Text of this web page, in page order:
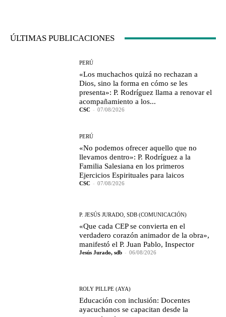
ÚLTIMAS PUBLICACIONES
PERÚ
«Los muchachos quizá no rechazan a
Dios, sino la forma en cómo se les
presenta»: P. Rodríguez llama a renovar el
acompañamiento a los...
CSC - 07/08/2026
PERÚ
«No podemos ofrecer aquello que no
llevamos dentro»: P. Rodríguez a la
Familia Salesiana en los primeros
Ejercicios Espirituales para laicos
CSC - 07/08/2026
P. JESÚS JURADO, SDB (COMUNICACIÓN)
«Que cada CEP se convierta en el
verdadero corazón animador de la obra»,
manifestó el P. Juan Pablo, Inspector
Jesús Jurado, sdb - 06/08/2026
ROLY PILLPE (AYA)
Educación con inclusión: Docentes
ayacuchanos se capacitan desde la